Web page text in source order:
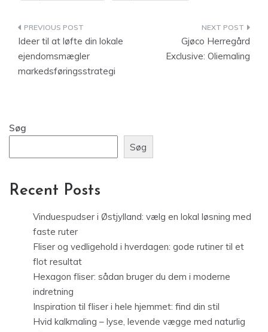
Indlægsnavigation
Ideer til at løfte din lokale
ejendomsmægler
markedsføringsstrategi
Gjøco Herregård
Exclusive: Oliemaling
Søg
Søg
Recent Posts
Vinduespudser i Østjylland: vælg en lokal løsning med
faste ruter
Fliser og vedligehold i hverdagen: gode rutiner til et
flot resultat
Hexagon fliser: sådan bruger du dem i moderne
indretning
Inspiration til fliser i hele hjemmet: find din stil
Hvid kalkmaling – lyse, levende vægge med naturlig